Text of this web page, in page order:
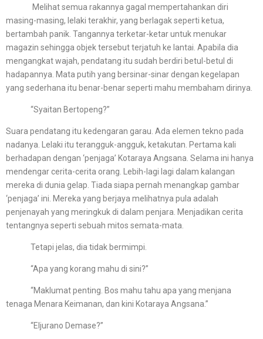
Melihat semua rakannya gagal mempertahankan diri
masing-masing, lelaki terakhir, yang berlagak seperti ketua,
bertambah panik. Tangannya terketar-ketar untuk menukar
magazin sehingga objek tersebut terjatuh ke lantai. Apabila dia
mengangkat wajah, pendatang itu sudah berdiri betul-betul di
hadapannya. Mata putih yang bersinar-sinar dengan kegelapan
yang sederhana itu benar-benar seperti mahu membaham dirinya.
“Syaitan Bertopeng?”
Suara pendatang itu kedengaran garau. Ada elemen tekno pada
nadanya. Lelaki itu terangguk-angguk, ketakutan. Pertama kali
berhadapan dengan ‘penjaga’ Kotaraya Angsana. Selama ini hanya
mendengar cerita-cerita orang. Lebih-lagi lagi dalam kalangan
mereka di dunia gelap. Tiada siapa pernah menangkap gambar
‘penjaga’ ini. Mereka yang berjaya melihatnya pula adalah
penjenayah yang meringkuk di dalam penjara. Menjadikan cerita
tentangnya seperti sebuah mitos semata-mata.
Tetapi jelas, dia tidak bermimpi.
“Apa yang korang mahu di sini?”
“Maklumat penting. Bos mahu tahu apa yang menjana
tenaga Menara Keimanan, dan kini Kotaraya Angsana.”
“Eljurano Demase?”